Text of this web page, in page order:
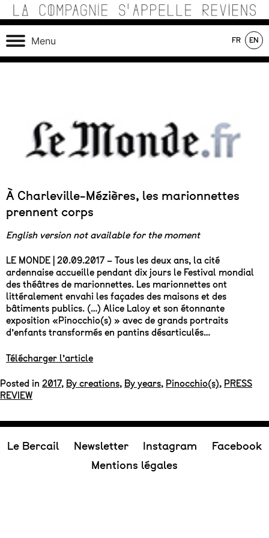
Skip
to
contentLa Compagnie s'Appelle
Théâtre de recherche où se croisent marionnettes,
matériaux, machines, acteurs et compositions sonores au
service d’une écriture poétique.
Menu FR EN
À Charleville-Mézières, les marionnettes
prennent corps
English version not available for the moment
LE MONDE | 20.09.2017 – Tous les deux ans, la cité
ardennaise accueille pendant dix jours le Festival mondial
des théâtres de marionnettes. Les marionnettes ont
littéralement envahi les façades des maisons et des
bâtiments publics. (…) Alice Laloyet son étonnante
exposition «Pinocchio(s) » avec de grands portraits
d’enfants transformés en pantins désarticulés…
Télécharger l’article
Posted in 2017, By creations, By years, Pinocchio(s), PRESS
REVIEW
Le Bercail Newsletter Instagram
Facebook
Mentions légales